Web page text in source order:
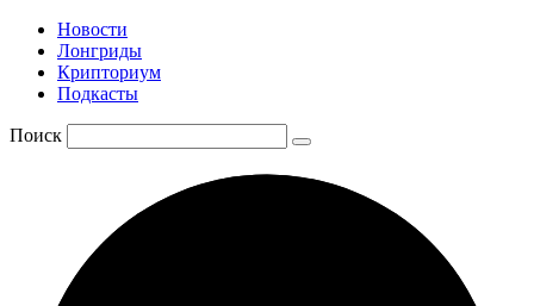
Новости
Лонгриды
Крипториум
Подкасты
Поиск